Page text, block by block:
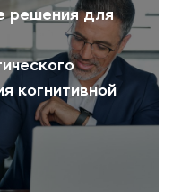
решения для
когнитивной